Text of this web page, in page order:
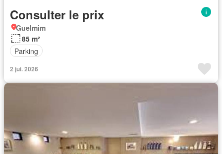
Consulter le prix
Guelmim
85 m²
Parking
2 jui. 2026